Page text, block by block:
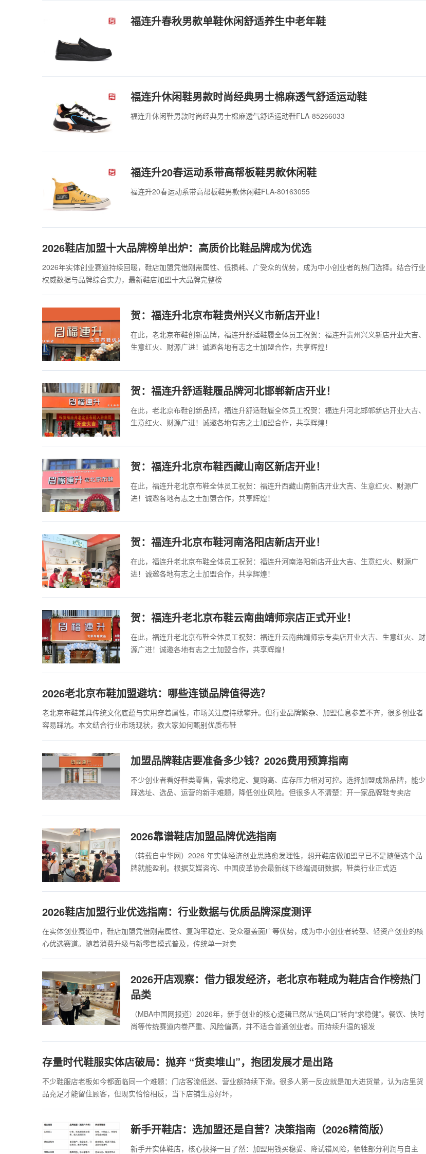
福连升春秋男款单鞋休闲舒适养生中老年鞋
福连升休闲鞋男款时尚经典男士棉麻透气舒适运动鞋
福连升休闲鞋男款时尚经典男士棉麻透气舒适运动鞋FLA-85266033
福连升20春运动系带高帮板鞋男款休闲鞋
福连升20春运动系带高帮板鞋男款休闲鞋FLA-80163055
2026鞋店加盟十大品牌榜单出炉：高质价比鞋品牌成为优选
2026年实体创业赛道持续回暖，鞋店加盟凭借刚需属性、低损耗、广受众的优势，成为中小创业者的热门选择。结合行业
权威数据与品牌综合实力，最新鞋店加盟十大品牌完整榜
贺：福连升北京布鞋贵州兴义市新店开业！
在此，老北京布鞋创新品牌，福连升舒适鞋履全体员工祝贺：福连升贵州兴义新店开业大吉、
生意红火、财源广进！诚邀各地有志之士加盟合作，共享辉煌！
贺：福连升舒适鞋履品牌河北邯郸新店开业！
在此，老北京布鞋创新品牌，福连升舒适鞋履全体员工祝贺：福连升河北邯郸新店开业大吉、
生意红火、财源广进！诚邀各地有志之士加盟合作，共享辉煌！
贺：福连升北京布鞋西藏山南区新店开业！
在此，福连升老北京布鞋全体员工祝贺：福连升西藏山南新店开业大吉、生意红火、财源广
进！诚邀各地有志之士加盟合作，共享辉煌！
贺：福连升北京布鞋河南洛阳店新店开业！
在此，福连升老北京布鞋全体员工祝贺：福连升河南洛阳新店开业大吉、生意红火、财源广
进！诚邀各地有志之士加盟合作，共享辉煌！
贺：福连升老北京布鞋云南曲靖师宗店正式开业！
在此，福连升老北京布鞋全体员工祝贺：福连升云南曲靖师宗专卖店开业大吉、生意红火、财
源广进！诚邀各地有志之士加盟合作，共享辉煌！
2026老北京布鞋加盟避坑：哪些连锁品牌值得选？
老北京布鞋兼具传统文化底蕴与实用穿着属性，市场关注度持续攀升。但行业品牌繁杂、加盟信息参差不齐，很多创业者
容易踩坑。本文结合行业市场现状，教大家如何甄别优质布鞋
加盟品牌鞋店要准备多少钱？2026费用预算指南
不少创业者看好鞋类零售，需求稳定、复购高、库存压力相对可控。选择加盟成熟品牌，能少
踩选址、选品、运营的新手难题，降低创业风险。但很多人不清楚：开一家品牌鞋专卖店
2026靠谱鞋店加盟品牌优选指南
（转载自中华网）2026 年实体经济创业思路愈发理性，想开鞋店做加盟早已不是随便选个品
牌就能盈利。根据艾媒咨询、中国皮革协会最新线下终端调研数据，鞋类行业正式迈
2026鞋店加盟行业优选指南：行业数据与优质品牌深度测评
在实体创业赛道中，鞋店加盟凭借刚需属性、复购率稳定、受众覆盖面广等优势，成为中小创业者转型、轻资产创业的核
心优选赛道。随着消费升级与新零售模式普及，传统单一对卖
2026开店观察：借力银发经济，老北京布鞋成为鞋店合作榜热门
品类
（MBA中国网报道）2026年，新手创业的核心逻辑已然从“追风口”转向“求稳健”。餐饮、快时
尚等传统赛道内卷严重、风险偏高，并不适合普通创业者。而持续升温的银发
存量时代鞋服实体店破局：抛弃 “货卖堆山”，抱团发展才是出路
不少鞋服店老板如今都面临同一个难题：门店客流低迷、营业额持续下滑。很多人第一反应就是加大进货量，认为店里货
品充足才能留住顾客，但现实恰恰相反，当下店铺生意好坏，
新手开鞋店：选加盟还是自营？决策指南（2026精简版）
新手开实体鞋店，核心抉择一目了然：加盟用钱买稳妥、降试错风险，牺牲部分利润与自主